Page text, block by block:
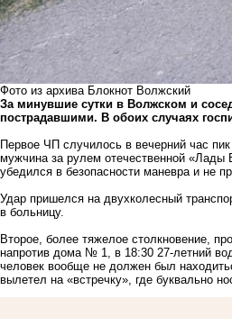
Фото из архива Блокнот Волжский
За минувшие сутки в Волжском и
пострадавшими. В обоих случаях
Первое ЧП случилось в вечерний час
мужчина за рулем отечественной
убедился в безопасности маневра и не
Удар пришелся на двухколесный
в больницу.
Второе, более тяжелое столкновение,
напротив дома № 1, в 18:30 27-летний
человек вообще не должен был
вылетел на «встречку», где буквально